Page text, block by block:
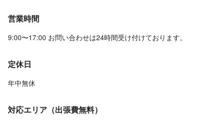
営業時間
9:00〜17:00 お問い合わせは24時間受け付けております。
定休日
年中無休
対応エリア（出張費無料）